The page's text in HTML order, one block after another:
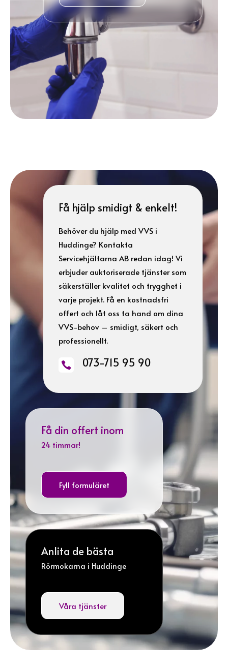
Få hjälp smidigt & enkelt!
Behöver du hjälp med VVS i
Huddinge? Kontakta
Servicehjältarna AB redan idag! Vi
erbjuder auktoriserade tjänster som
säkerställer kvalitet och trygghet i
varje projekt. Få en kostnadsfri
offert och låt oss ta hand om dina
VVS-behov – smidigt, säkert och
professionellt.
 073-715 95 90
Få din offert inom
24 timmar!
Fyll formuläret
Anlita de bästa
Rörmokarna i Huddinge
Våra tjänster